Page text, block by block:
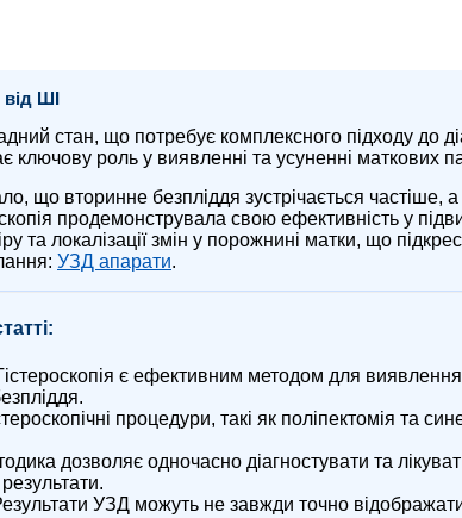
від ШІ
стан, що потребує комплексного підходу до
ключову роль у виявленні та усуненні маткових
що вторинне безпліддя зустрічається
продемонструвала свою ефективність у
та локалізації змін у порожнині матки, що
УЗД апарати.
є ефективним методом для
процедури, такі як поліпектомія та
дозволяє одночасно діагностувати та
УЗД можуть не завжди точно